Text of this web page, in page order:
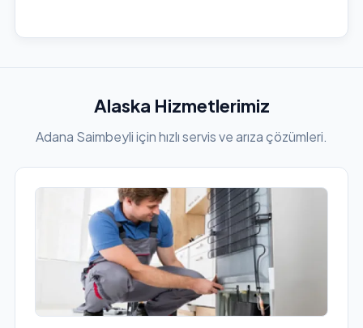
Alaska Hizmetlerimiz
Adana Saimbeyli için hızlı servis ve arıza çözümleri.